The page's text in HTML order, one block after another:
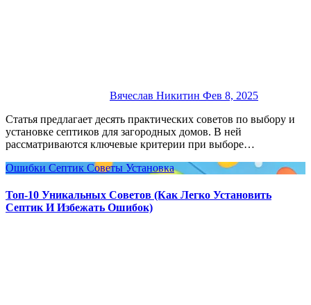
Вячеслав Никитин Фев 8, 2025
Статья предлагает десять практических советов по выбору и
установке септиков для загородных домов. В ней
рассматриваются ключевые критерии при выборе…
Ошибки Септик Советы Установка
Топ-10 Уникальных Советов (Как Легко Установить
Септик И Избежать Ошибок)